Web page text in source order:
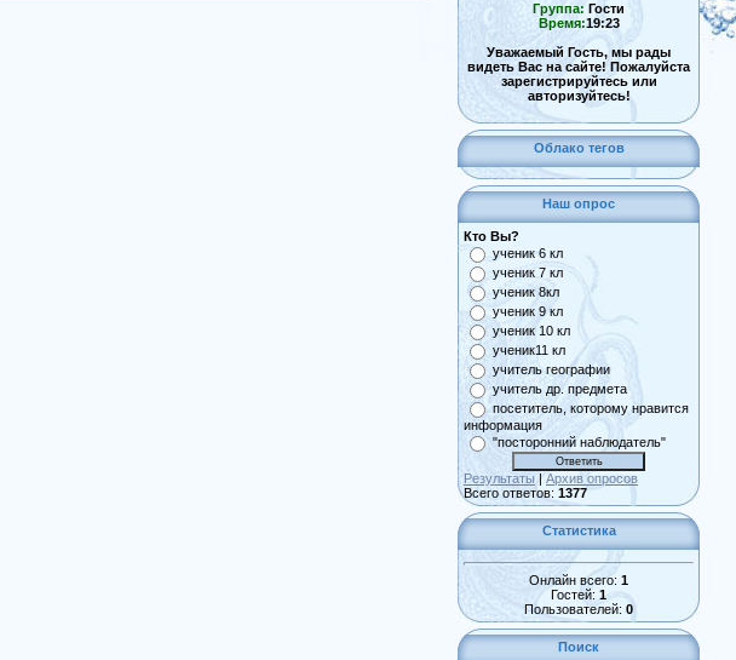
Группа: Гости
Время:19:23
Уважаемый Гость, мы рады
видеть Вас на сайте! Пожалуйста
зарегистрируйтесь или
авторизуйтесь!
Облако тегов
Наш опрос
Кто Вы?
ученик 6 кл
ученик 7 кл
ученик 8кл
ученик 9 кл
ученик 10 кл
ученик11 кл
учитель географии
учитель др. предмета
посетитель, которому нравится
информация
"посторонний наблюдатель"
Результаты | Архив опросов
Всего ответов: 1377
Статистика
Онлайн всего: 1
Гостей: 1
Пользователей: 0
Поиск